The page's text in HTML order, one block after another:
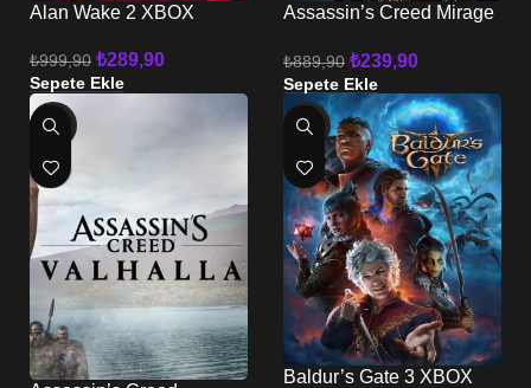
Alan Wake 2 XBOX
₺999,90 ₺289,90
Sepete Ekle
Assassin’s Creed Mirage
₺889,90 ₺239,90
Sepete Ekle
-77% -36%
Baldur’s Gate 3 XBOX